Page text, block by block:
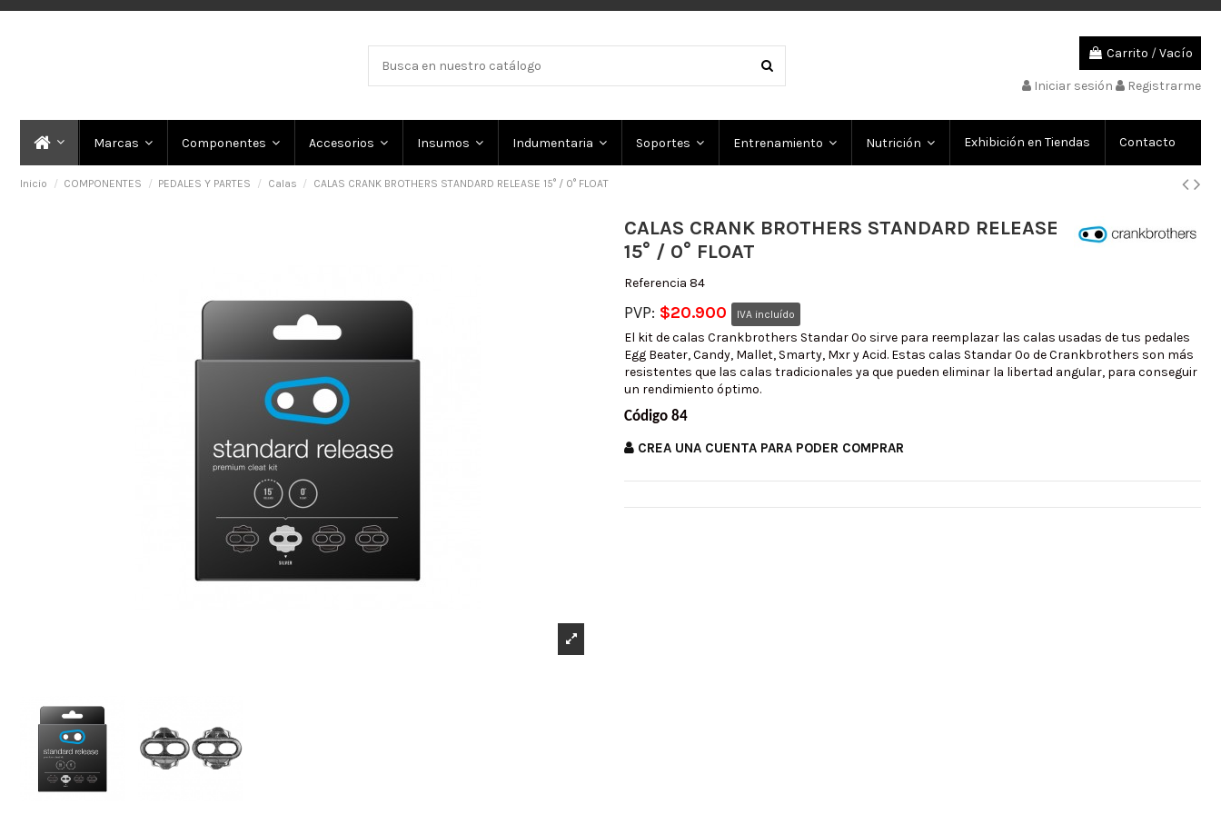
Carrito /Vacío
Iniciar sesión Registrarme
Marcas Componentes Accesorios Insumos Indumentaria Soportes Entrenamiento Nutrición Exhibición en Tiendas Contacto
Inicio COMPONENTES PEDALES Y PARTES Calas CALAS CRANK BROTHERS STANDARD RELEASE 15° / 0° FLOAT
CALAS CRANK BROTHERS STANDARD RELEASE
15° / 0° FLOAT
Referencia 84
PVP: $20.900 IVA incluído
El kit de calas Crankbrothers Standar 0º sirve para reemplazar las calas usadas de tus pedales
Egg Beater, Candy, Mallet, Smarty, Mxr y Acid. Estas calas Standar 0º de Crankbrothers son más
resistentes que las calas tradicionales ya que pueden eliminar la libertad angular, para conseguir
un rendimiento óptimo.
Código 84
CREA UNA CUENTA PARA PODER COMPRAR